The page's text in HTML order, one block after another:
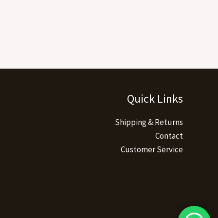
Quick Links
Shipping & Returns
Contact
Customer Service